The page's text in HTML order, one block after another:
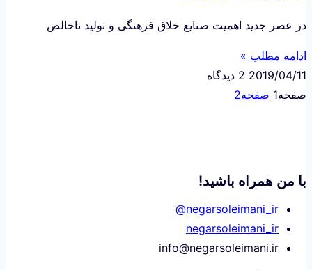
در عصر جدید اهمیت صنایع خلاق فرهنگی و تولید ناخالص
ادامه مطلب »
2019/04/11 2 دیدگاه
صفحه1 صفحه2
با من همراه باشید!
negarsoleimani_ir@
negarsoleimani_ir
info@negarsoleimani.ir